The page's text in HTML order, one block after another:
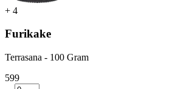
+ 4
Furikake
Terrasana - 100 Gram
599